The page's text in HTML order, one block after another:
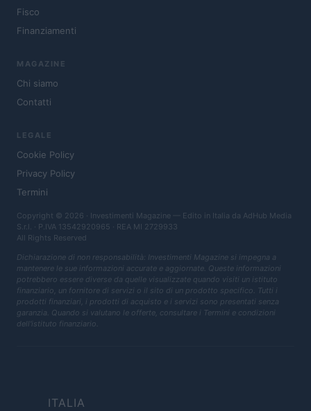
Fisco
Finanziamenti
MAGAZINE
Chi siamo
Contatti
LEGALE
Cookie Policy
Privacy Policy
Termini
Copyright © 2026 · Investimenti Magazine — Edito in Italia da AdHub Media
S.r.l. · P.IVA 13542920965 · REA MI 2729933
All Rights Reserved
Dichiarazione di non responsabilità: Investimenti Magazine si impegna a
mantenere le sue informazioni accurate e aggiornate. Queste informazioni
potrebbero essere diverse da quelle visualizzate quando visiti un istituto
finanziario, un fornitore di servizi o il sito di un prodotto specifico. Tutti i
prodotti finanziari, i prodotti di acquisto e i servizi sono presentati senza
garanzia. Quando si valutano le offerte, consultare i Termini e condizioni
dell'istituto finanziario.
ITALIA